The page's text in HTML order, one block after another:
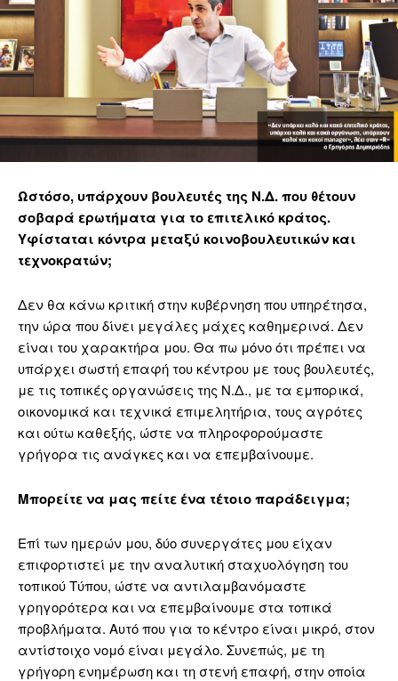
Ωστόσο, υπάρχουν βουλευτές της Ν.Δ. που θέτουν
σοβαρά ερωτήματα για το επιτελικό κράτος.
Υφίσταται κόντρα μεταξύ κοινοβουλευτικών και
τεχνοκρατών;
Δεν θα κάνω κριτική στην κυβέρνηση που υπηρέτησα,
την ώρα που δίνει μεγάλες μάχες καθημερινά. Δεν
είναι του χαρακτήρα μου. Θα πω μόνο ότι πρέπει να
υπάρχει σωστή επαφή του κέντρου με τους βουλευτές,
με τις τοπικές οργανώσεις της Ν.Δ., με τα εμπορικά,
οικονομικά και τεχνικά επιμελητήρια, τους αγρότες
και ούτω καθεξής, ώστε να πληροφορούμαστε
γρήγορα τις ανάγκες και να επεμβαίνουμε.
Μπορείτε να μας πείτε ένα τέτοιο παράδειγμα;
Επί των ημερών μου, δύο συνεργάτες μου είχαν
επιφορτιστεί με την αναλυτική σταχυολόγηση του
τοπικού Τύπου, ώστε να αντιλαμβανόμαστε
γρηγορότερα και να επεμβαίνουμε στα τοπικά
προβλήματα. Αυτό που για το κέντρο είναι μικρό, στον
αντίστοιχο νομό είναι μεγάλο. Συνεπώς, με τη
γρήγορη ενημέρωση και τη στενή επαφή, στην οποία